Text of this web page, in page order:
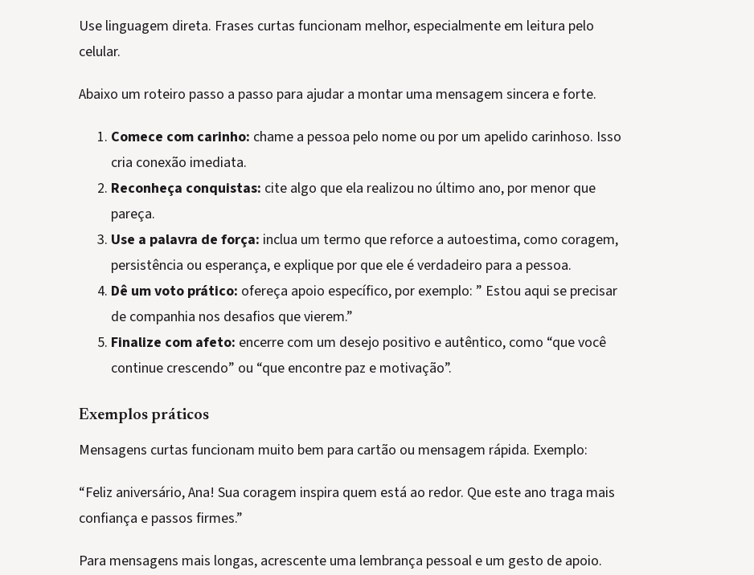
Use linguagem direta. Frases curtas funcionam melhor, especialmente em leitura pelo
celular.
Abaixo um roteiro passo a passo para ajudar a montar uma mensagem sincera e forte.
Comece com carinho: chame a pessoa pelo nome ou por um apelido carinhoso. Isso
cria conexão imediata.
Reconheça conquistas: cite algo que ela realizou no último ano, por menor que
pareça.
Use a palavra de força: inclua um termo que reforce a autoestima, como coragem,
persistência ou esperança, e explique por que ele é verdadeiro para a pessoa.
Dê um voto prático: ofereça apoio específico, por exemplo: ” Estou aqui se precisar
de companhia nos desafios que vierem.”
Finalize com afeto: encerre com um desejo positivo e autêntico, como “que você
continue crescendo” ou “que encontre paz e motivação”.
Exemplos práticos
Mensagens curtas funcionam muito bem para cartão ou mensagem rápida. Exemplo:
“Feliz aniversário, Ana! Sua coragem inspira quem está ao redor. Que este ano traga mais
confiança e passos firmes.”
Para mensagens mais longas, acrescente uma lembrança pessoal e um gesto de apoio.